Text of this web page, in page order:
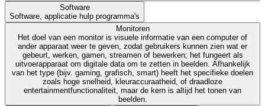
Software
Software, applicatie hulp programma's
Monitoren
Het doel van een monitor is visuele informatie van een computer of
ander apparaat weer te geven, zodat gebruikers kunnen zien wat er
gebeurt, werken, gamen, streamen of bewerken; het fungeert als
uitvoerapparaat om digitale data om te zetten in beelden. Afhankelijk
van het type (bijv. gaming, grafisch, smart) heeft het specifieke doelen
zoals hoge snelheid, kleuraccuraatheid, of draadloze
entertainmentfunctionaliteit, maar de kern is altijd het tonen van
beelden.